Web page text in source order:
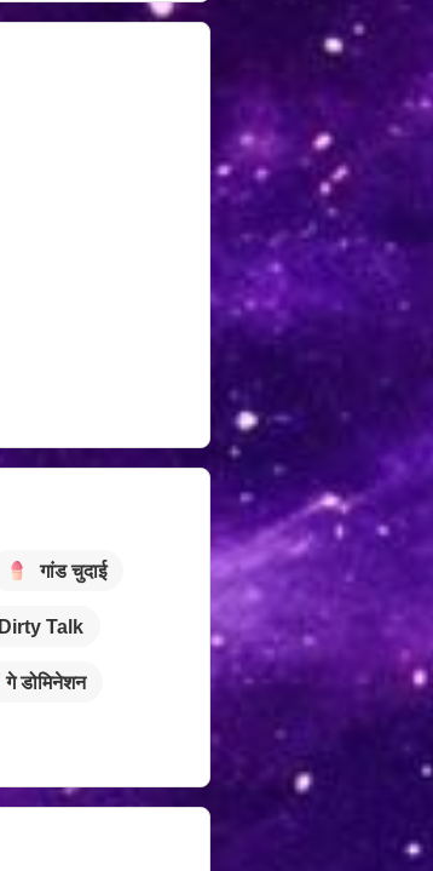
गांड चुदाई
Dirty Talk
गे डोमिनेशन